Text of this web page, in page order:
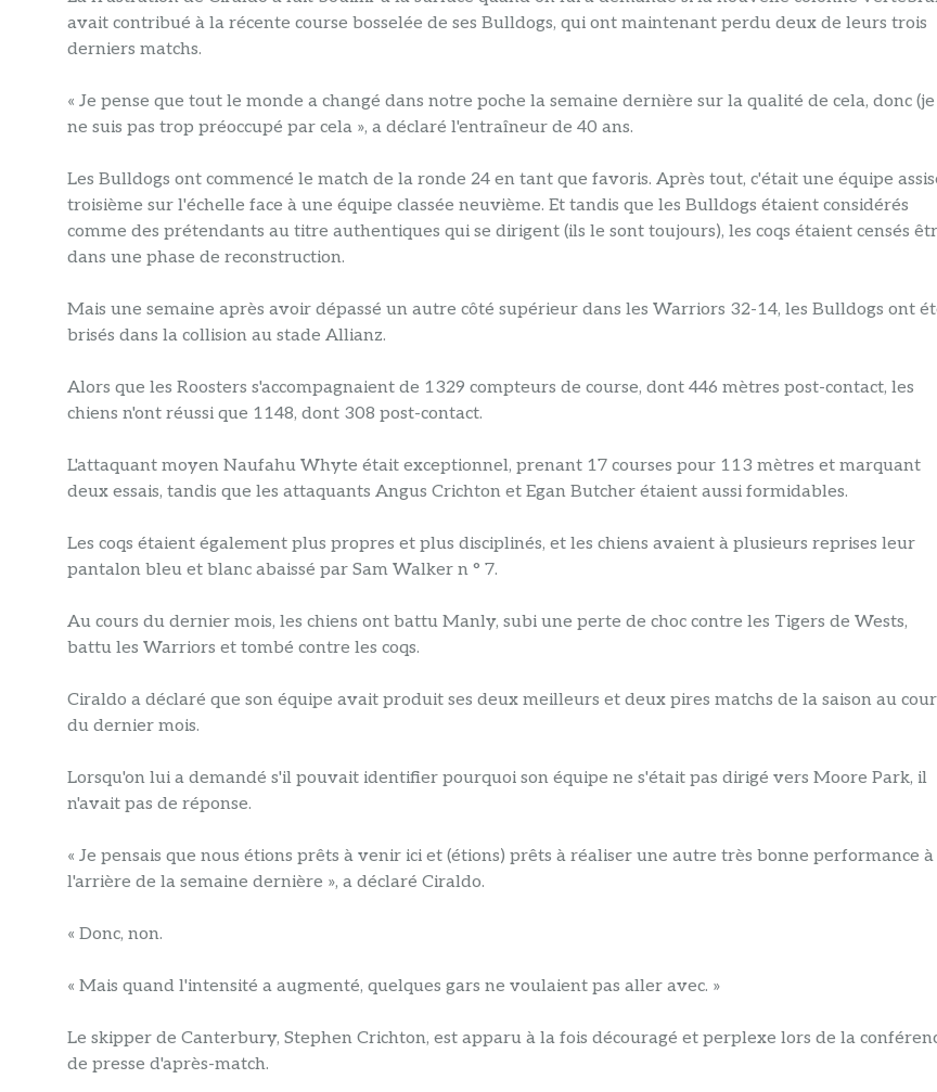
avait contribué à la récente course bosselée de ses Bulldogs, qui ont maintenant perdu deux de leurs trois
derniers matchs.
« Je pense que tout le monde a changé dans notre poche la semaine dernière sur la qualité de cela, donc (je
ne suis pas trop préoccupé par cela », a déclaré l'entraîneur de 40 ans.
Les Bulldogs ont commencé le match de la ronde 24 en tant que favoris. Après tout, c'était une équipe
troisième sur l'échelle face à une équipe classée neuvième. Et tandis que les Bulldogs étaient considérés
comme des prétendants au titre authentiques qui se dirigent (ils le sont toujours), les coqs étaient censés
dans une phase de reconstruction.
Mais une semaine après avoir dépassé un autre côté supérieur dans les Warriors 32-14, les Bulldogs ont
brisés dans la collision au stade Allianz.
Alors que les Roosters s'accompagnaient de 1329 compteurs de course, dont 446 mètres post-contact, les
chiens n'ont réussi que 1148, dont 308 post-contact.
L'attaquant moyen Naufahu Whyte était exceptionnel, prenant 17 courses pour 113 mètres et marquant
deux essais, tandis que les attaquants Angus Crichton et Egan Butcher étaient aussi formidables.
Les coqs étaient également plus propres et plus disciplinés, et les chiens avaient à plusieurs reprises leur
pantalon bleu et blanc abaissé par Sam Walker n ° 7.
Au cours du dernier mois, les chiens ont battu Manly, subi une perte de choc contre les Tigers de Wests,
battu les Warriors et tombé contre les coqs.
Ciraldo a déclaré que son équipe avait produit ses deux meilleurs et deux pires matchs de la saison au
du dernier mois.
Lorsqu'on lui a demandé s'il pouvait identifier pourquoi son équipe ne s'était pas dirigé vers Moore Park, il
n'avait pas de réponse.
« Je pensais que nous étions prêts à venir ici et (étions) prêts à réaliser une autre très bonne performance à
l'arrière de la semaine dernière », a déclaré Ciraldo.
« Donc, non.
« Mais quand l'intensité a augmenté, quelques gars ne voulaient pas aller avec. »
Le skipper de Canterbury, Stephen Crichton, est apparu à la fois découragé et perplexe lors de la
de presse d'après-match.